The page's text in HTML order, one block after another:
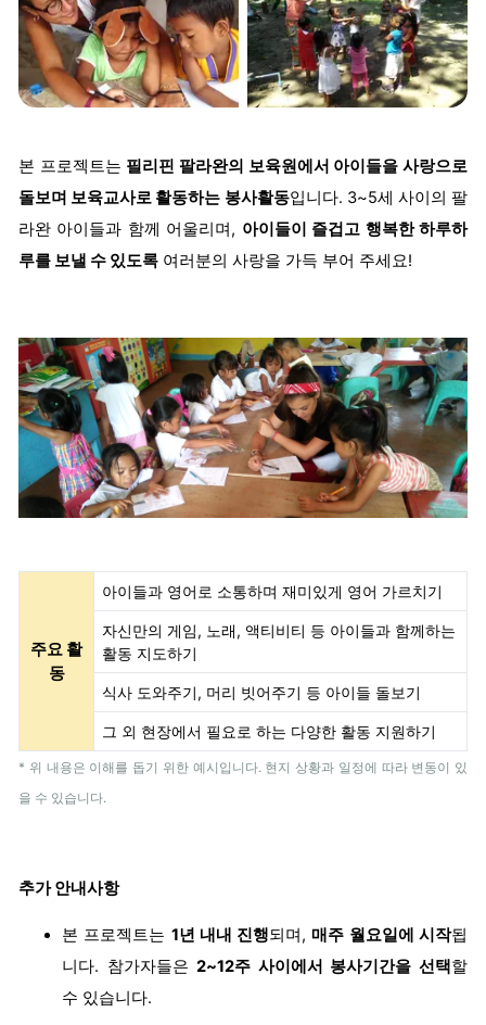
본 프로젝트는 필리핀 팔라완의 보육원에서 아이들을 사랑으로
돌보며 보육교사로 활동하는 봉사활동입니다. 3~5세 사이의 팔
라완 아이들과 함께 어울리며, 아이들이 즐겁고 행복한 하루하
루를 보낼 수 있도록 여러분의 사랑을 가득 부어 주세요!
주요 활
동
아이들과 영어로 소통하며 재미있게 영어 가르치기
자신만의 게임, 노래, 액티비티 등 아이들과 함께하는
활동 지도하기
식사 도와주기, 머리 빗어주기 등 아이들 돌보기
그 외 현장에서 필요로 하는 다양한 활동 지원하기
* 위 내용은 이해를 돕기 위한 예시입니다. 현지 상황과 일정에 따라 변동이 있
을 수 있습니다.
추가 안내사항
본 프로젝트는 1년 내내 진행되며,매주 월요일에 시작됩
니다. 참가자들은2~12주 사이에서 봉사기간을 선택할
수 있습니다.